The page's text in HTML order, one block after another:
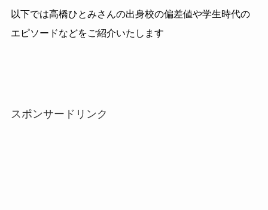
以下では高橋ひとみさんの出身校の偏差値や学生時代の
エピソードなどをご紹介いたします
スポンサードリンク